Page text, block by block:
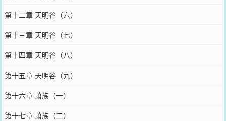
第十二章 天明谷（六）
第十三章 天明谷（七）
第十四章 天明谷（八）
第十五章 天明谷（九）
第十六章 萧族（一）
第十七章 萧族（二）